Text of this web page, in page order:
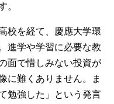
。
校を経て、慶應大学環
進学や学習に必要な教
面で惜しみない投資が
に難くありません。ま
勉強した」という発言